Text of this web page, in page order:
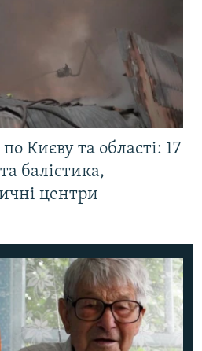
Києву та області: 17
балістика,
центри